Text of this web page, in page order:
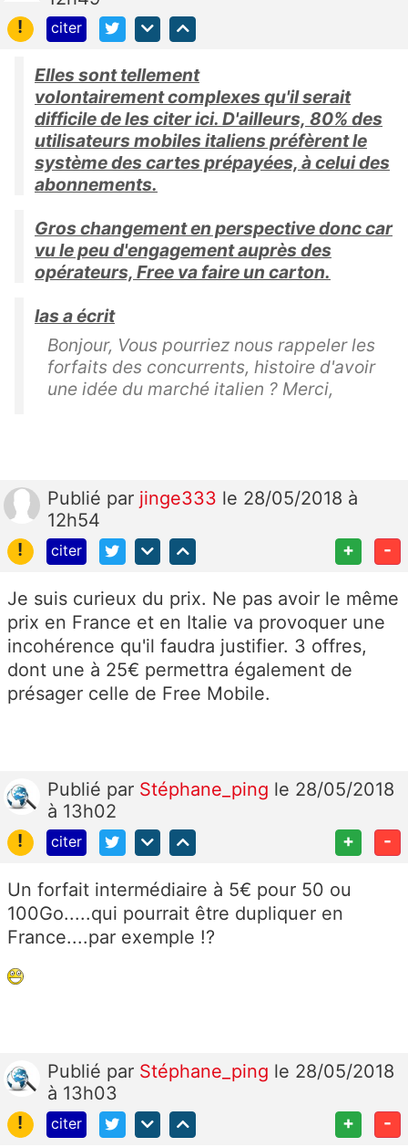
!
citer
Elles sont tellement
volontairement complexes qu'ilserait
difficile de les citer ici. D'ailleurs, 80% des
utilisateurs mobiles italiens préfèrent le
système des cartes prépayées, à celui des
abonnements.
Gros changement en perspective donc car
vu le peu d'engagement auprès des
opérateurs, Free va faire un carton.
las a écrit
Bonjour, Vous pourriez nous rappeler les
forfaits des concurrents, histoire d'avoir
une idée du marché italien ? Merci,
Publié par jinge333 le 28/05/2018 à
12h54
!
citer + -
Je suis curieux du prix. Ne pas avoir le même
prix en France et en Italie va provoquer une
incohérence qu'il faudra justifier. 3 offres,
dont une à 25€ permettra également de
présager celle de Free Mobile.
Publié par Stéphane_ping le 28/05/2018
à 13h02
!
citer + -
Un forfait intermédiaire à 5€ pour 50 ou
100Go.....qui pourrait être dupliquer en
France....par exemple !?
Publié par Stéphane_ping le 28/05/2018
à 13h03
!
citer + -